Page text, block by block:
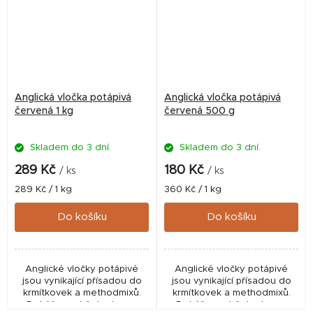
Anglická vločka potápivá
červená 1 kg
Skladem do 3 dní.
289 Kč / ks
Měrná
cena:
289 Kč / 1 kg
Do košíku
Anglické vločky potápivé
jsou vynikající přísadou do
krmítkovek a methodmixů.
Dokážou udržet ryby na
Anglická vločka potápivá
červená 500 g
Skladem do 3 dní.
180 Kč / ks
Měrná
cena:
360 Kč / 1 kg
Do košíku
Anglické vločky potápivé
jsou vynikající přísadou do
krmítkovek a methodmixů.
Dokážou udržet ryby na